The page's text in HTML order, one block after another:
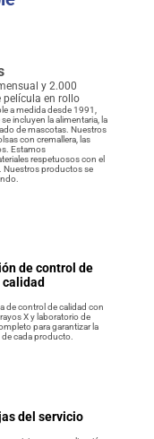
y 2.000
película en rollo
a medida desde 1991,
incluyen la alimentaria, la
de mascotas. Nuestros
con cremallera, las
Estamos
respetuosos con el
Nuestros productos se
de control de
calidad
de control de calidad con
X y laboratorio de
para garantizar la
de cada producto.
del servicio